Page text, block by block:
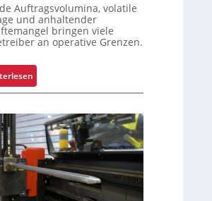
Auftragsvolumina, volatile
und anhaltender
bringen viele
an operative Grenzen.
W
r
u
m
G
r
e